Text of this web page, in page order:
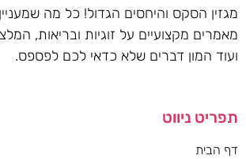
מגזין הסקס והיחסים הגדול! כל מה
מאמרים מקצועיים על זוגיות ובריאות,
ועוד המון דברים שלא כדאי לכם לפספס.
תפריט ניווט
דף הבית